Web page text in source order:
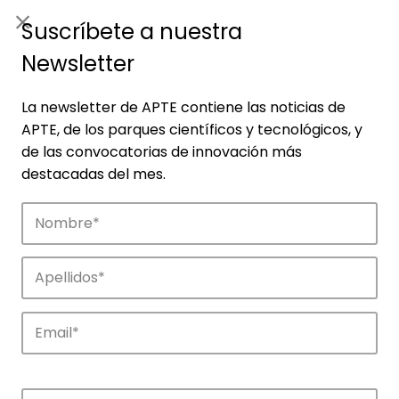
Empresas
Descubre las empresas que impulsan la
innovación en los parques de APTE.
Suscríbete a nuestra
Newsletter
La newsletter de APTE contiene las noticias de
APTE, de los parques científicos y tecnológicos, y
de las convocatorias de innovación más
destacadas del mes.